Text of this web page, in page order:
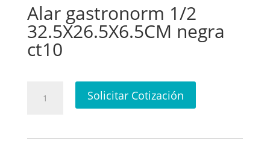
Alar gastronorm 1/2
32.5X26.5X6.5CM negra
ct10
gastronorm
Solicitar Cotización